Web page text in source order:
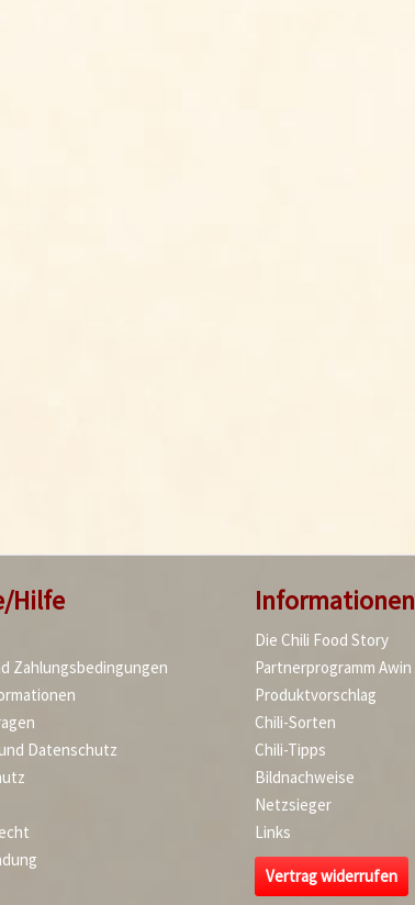
Hilfe
Zahlungsbedingungen
Datenschutz
Informationen
Die Chili Food Story
Partnerprogramm Awin
Produktvorschlag
Chili-Sorten
Chili-Tipps
Bildnachweise
Netzsieger
Links
Vertrag widerrufen